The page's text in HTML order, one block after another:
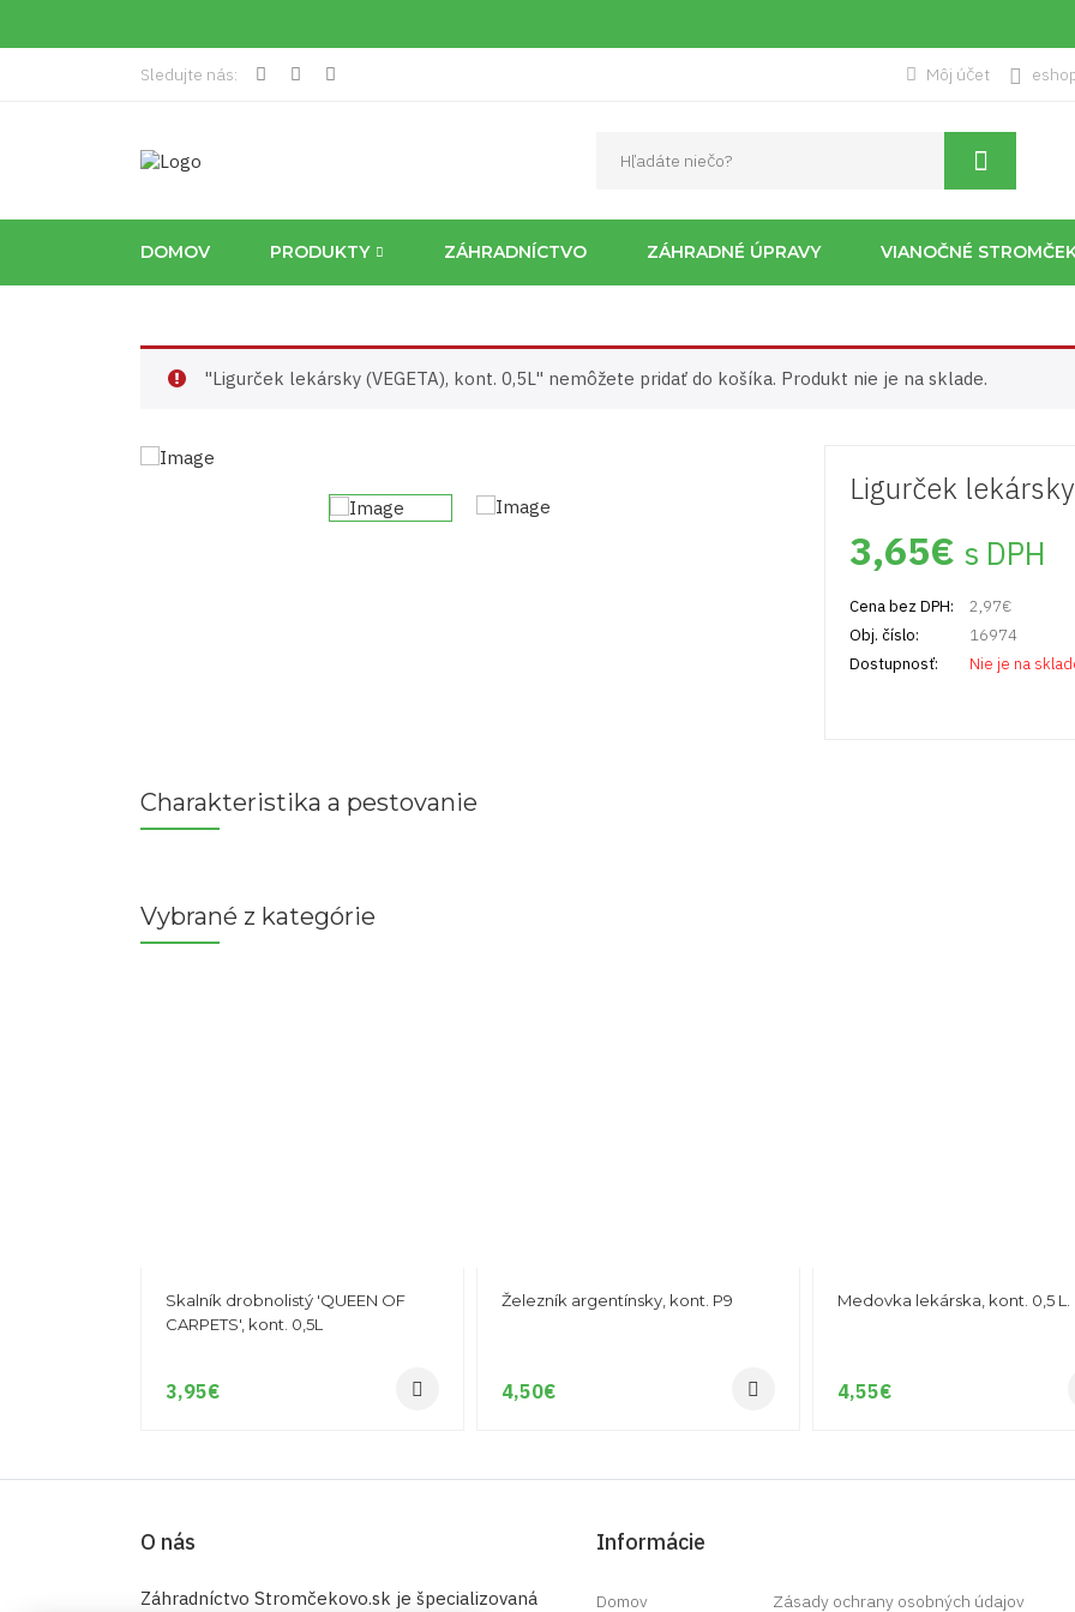
Sledujte nás: Môj účet
DOMOV PRODUKTY ZÁHRADNÍCTVO ZÁHRADNÉ ÚPRAVY VIANOČNÉ
"Ligurček lekársky (VEGETA), kont. 0,5L" nemôžete pridať do košíka. Produkt nie je na sklade.
Ligurček
3,65€ s DPH
Cena bez DPH: 2,97€
Obj. číslo:
16974
Dostupnosť:
Nie je na
Charakteristika a pestovanie
Vybrané z kategórie
Skalník drobnolistý 'QUEEN OF
CARPETS', kont. 0,5L
3,95€
Železník argentínsky, kont. P9
4,50€
Medovka lekárska, kont. 0,5 L.
4,55€
O nás
Záhradníctvo Stromčekovo.sk je špecializovaná
Informácie
Domov Zásady ochrany osobných údajov